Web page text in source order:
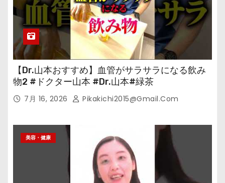
【Dr.山本おすすめ】血管がサラサラになる飲み
物2 #ドクター山本 #Dr.山本#緑茶
7月 16, 2026 Pikakichi2015@gmail.com
美容・健康